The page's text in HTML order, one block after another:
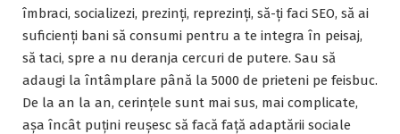
îmbraci, socializezi, prezinți, reprezinți, să-ți faci SEO, să ai
suficienți bani să consumi pentru a te integra în peisaj,
să taci, spre a nu deranja cercuri de putere. Sau să
adaugi la întâmplare până la 5000 de prieteni pe feisbuc.
De la an la an, cerințele sunt mai sus, mai complicate,
așa încât puțini reușesc să facă față adaptării sociale